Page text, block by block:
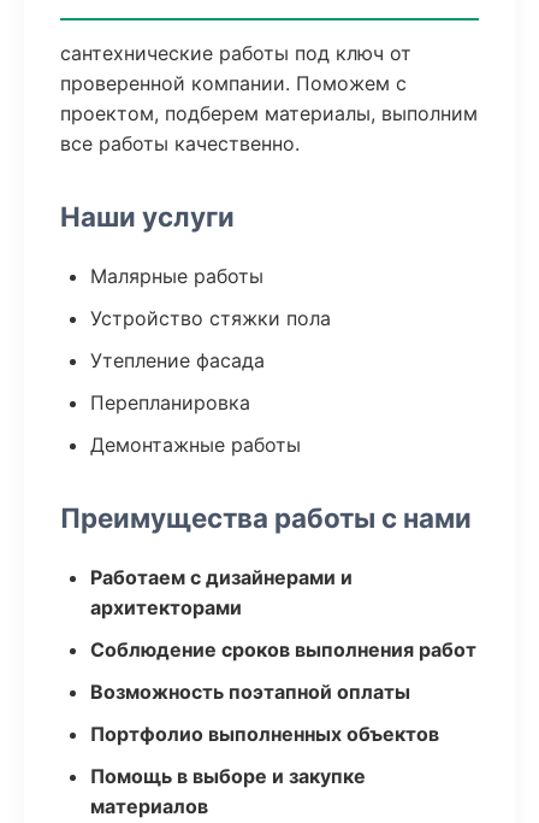
сантехнические работы под ключ от
проверенной компании. Поможем с
проектом, подберем материалы, выполним
все работы качественно.
Наши услуги
Малярные работы
Устройство стяжки пола
Утепление фасада
Перепланировка
Демонтажные работы
Преимущества работы с нами
Работаем с дизайнерами и
архитекторами
Соблюдение сроков выполнения работ
Возможность поэтапной оплаты
Портфолио выполненных объектов
Помощь в выборе и закупке
материалов